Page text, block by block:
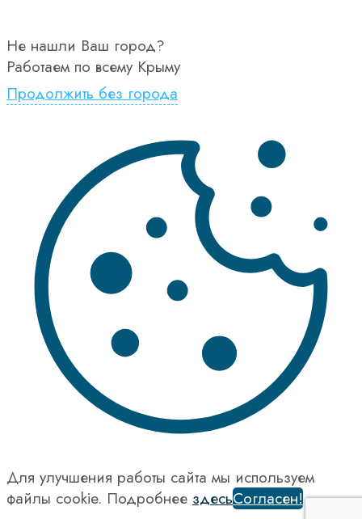
Не нашли Ваш город?
Работаем по всему Крыму
Продолжить без города
Для улучшения работы сайта мы используем
файлы cookie. Подробнее здесьСогласен!